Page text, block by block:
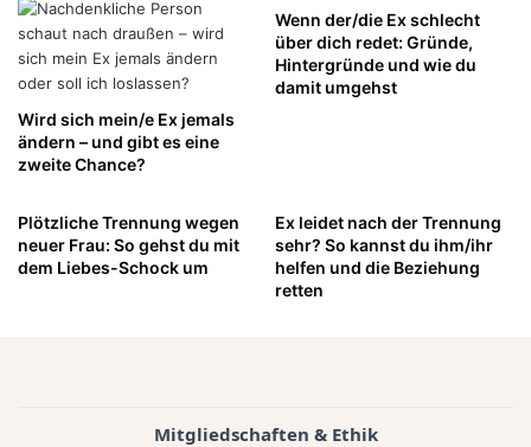
Wird sich mein/e Ex jemals
ändern – und gibt es eine
zweite Chance?
Wenn der/die Ex schlecht
über dich redet: Gründe,
Hintergründe und wie du
damit umgehst
Plötzliche Trennung wegen
neuer Frau: So gehst du mit
dem Liebes-Schock um
Ex leidet nach der Trennung
sehr? So kannst du ihm/ihr
helfen und die Beziehung
retten
Mitgliedschaften & Ethik